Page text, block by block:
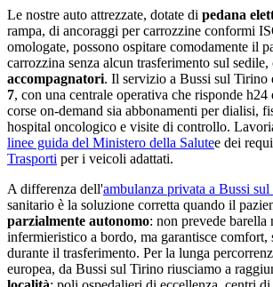
Le nostre auto attrezzate, dotate di pedana
rampa, di ancoraggi per carrozzine conformi
omologate, possono ospitare comodamente il
carrozzina senza alcun trasferimento sul
accompagnatori. Il servizio a Bussi sul Tirino
7, con una centrale operativa che risponde h24
corse on-demand sia abbonamenti per dialisi,
hospital oncologico e visite di controllo.
linee guida del Ministero della Salutee dei
Trasporti per i veicoli adattati.
A differenza dell'ambulanza privata a Bussi
sanitario è la soluzione corretta quando il
parzialmente autonomo: non prevede barella
infermieristico a bordo, ma garantisce comfort,
durante il trasferimento. Per la lunga
europea, da Bussi sul Tirino riusciamo a